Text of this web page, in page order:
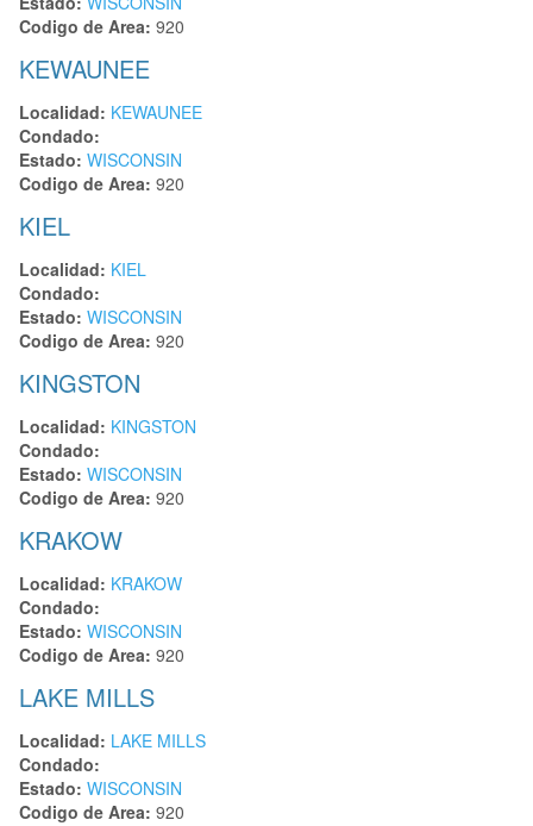
Codigo de Area: 920
KEWAUNEE
Localidad: KEWAUNEE
Condado:
Estado: WISCONSIN
Codigo de Area: 920
KIEL
Localidad: KIEL
Condado:
Estado: WISCONSIN
Codigo de Area: 920
KINGSTON
Localidad: KINGSTON
Condado:
Estado: WISCONSIN
Codigo de Area: 920
KRAKOW
Localidad: KRAKOW
Condado:
Estado: WISCONSIN
Codigo de Area: 920
LAKE MILLS
Localidad: LAKE MILLS
Condado:
Estado: WISCONSIN
Codigo de Area: 920